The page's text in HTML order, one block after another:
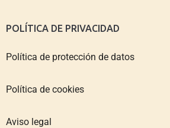
POLÍTICA DE PRIVACIDAD
Política de protección de datos
Política de cookies
Aviso legal